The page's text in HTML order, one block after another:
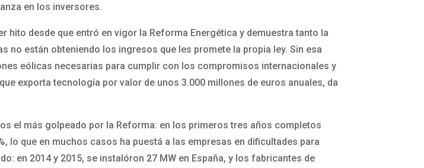
en los inversores.
desde que entró en vigor la Reforma Energética y demuestra tanto la
no están obteniendo los ingresos que les promete la propia ley. Sin esa
eólicas necesarias para cumplir con los compromisos internacionales y
exporta tecnología por valor de unos 3.000 millones de euros anuales, da
el más golpeado por la Reforma: en los primeros tres años completos
lo que en muchos casos ha puestá a las empresas en dificultades para
en 2014 y 2015, se instalóron 27 MW en España, y los fabricantes de